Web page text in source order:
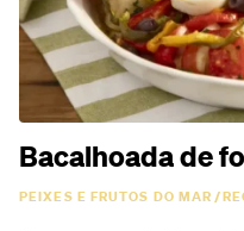
Bacalhoada de
PEIXES E FRUTOS DO MAR/